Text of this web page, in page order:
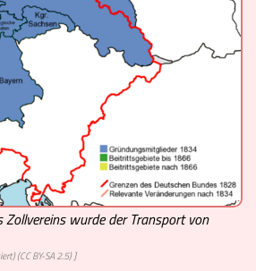
Zollvereins wurde der Transport von
(CC BY-SA 2.5) ]